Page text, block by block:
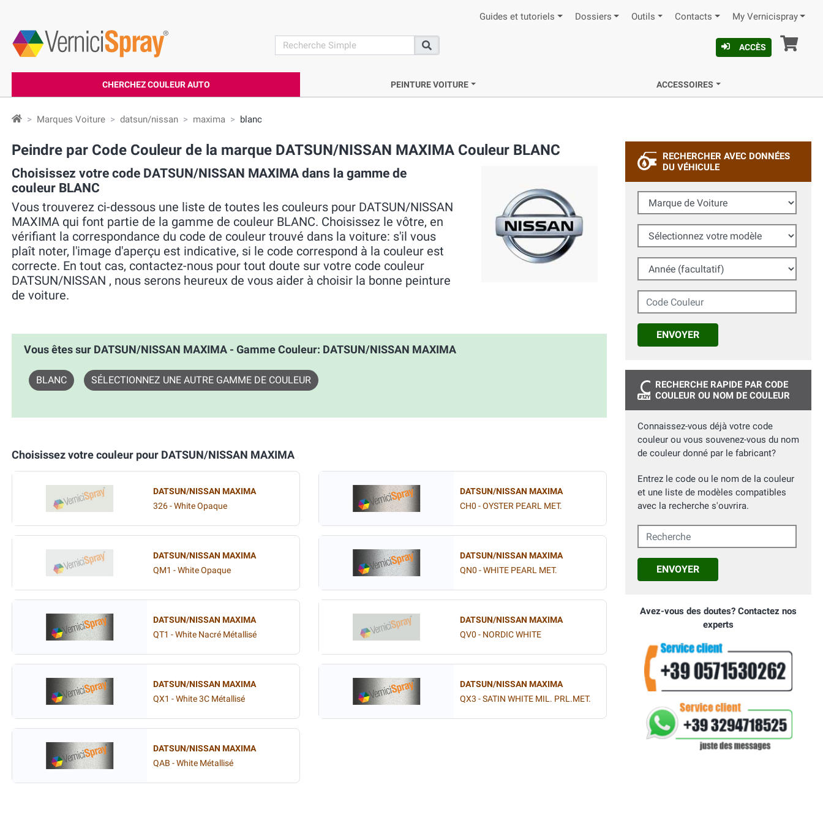
Guides et tutoriels Dossiers Outils Contacts My Vernicispray
search
Recherche
ACCÈS
CHERCHEZ COULEUR AUTO PEINTURE VOITURE ACCESSOIRES
Marques Voiture datsun/nissan maxima blanc
Peindre par Code Couleur de la marque DATSUN/NISSAN MAXIMA Couleur BLANC
Choisissez votre code DATSUN/NISSAN MAXIMA dans la gamme de
couleur BLANC
Vous trouverez ci-dessous une liste de toutes les couleurs pour DATSUN/NISSAN
MAXIMA qui font partie de la gamme de couleur BLANC. Choisissez le vôtre, en
vérifiant la correspondance du code de couleur trouvé dans la voiture: s'il vous
plaît noter, l'image d'aperçu est indicative, si le code correspond à la couleur est
correcte. En tout cas, contactez-nous pour tout doute sur votre code couleur
DATSUN/NISSAN , nous serons heureux de vous aider à choisir la bonne peinture
de voiture.
Vous êtes sur DATSUN/NISSAN MAXIMA - Gamme Couleur: DATSUN/NISSAN MAXIMA
BLANC SÉLECTIONNEZ UNE AUTRE GAMME DE COULEUR
Choisissez votre couleur pour DATSUN/NISSAN MAXIMA
DATSUN/NISSAN MAXIMA
326 - White Opaque
DATSUN/NISSAN MAXIMA
CH0 - OYSTER PEARL MET.
DATSUN/NISSAN MAXIMA
QM1 - White Opaque
DATSUN/NISSAN MAXIMA
QN0 - WHITE PEARL MET.
DATSUN/NISSAN MAXIMA
QT1 - White Nacré Métallisé
DATSUN/NISSAN MAXIMA
QV0 - NORDIC WHITE
DATSUN/NISSAN MAXIMA
QX1 - White 3C Métallisé
DATSUN/NISSAN MAXIMA
QX3 - SATIN WHITE MIL. PRL.MET.
DATSUN/NISSAN MAXIMA
QAB - White Métallisé
RECHERCHER AVEC DONNÉES
DU VÉHICULE
Marque de Voiture
Sélectionnez votre modèle
Année (facultatif)
Code Couleur
ENVOYER
RECHERCHE RAPIDE PAR CODE
COULEUR OU NOM DE COULEUR
Connaissez-vous déjà votre code
couleur ou vous souvenez-vous du nom
de couleur donné par le fabricant?
Entrez le code ou le nom de la couleur
et une liste de modèles compatibles
avec la recherche s'ouvrira.
Recherche
ENVOYER
Avez-vous des doutes? Contactez nos
experts